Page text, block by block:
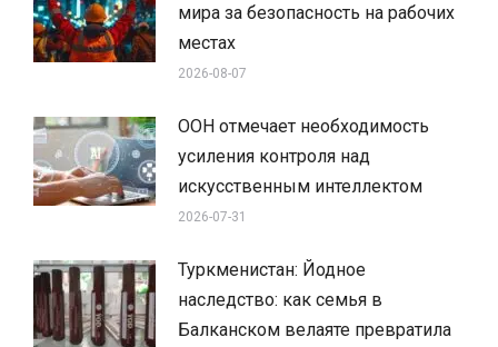
мира за безопасность на рабочих
местах
2026-08-07
ООН отмечает необходимость
усиления контроля над
искусственным интеллектом
2026-07-31
Туркменистан: Йодное
наследство: как семья в
Балканском велаяте превратила